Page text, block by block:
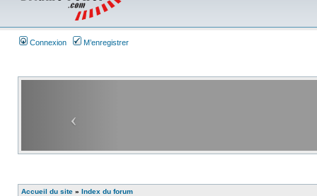
Connexion M’enregistrer
Accueil du site » Index du forum